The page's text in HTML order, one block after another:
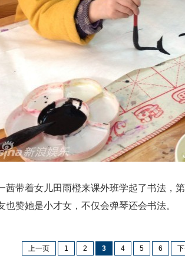
茜带着女儿田雨橙来课外班学起了书法，
也赞她是小才女，不仅会弹琴还会书法。
上一页 1 2 3 4 5 6